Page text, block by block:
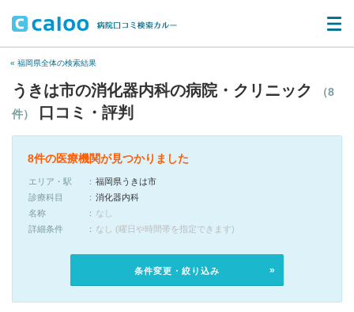
« 福岡県全体の検索結果
うきは市の消化器内科の病院・クリニック
（8
件）
口コミ・評判
8件の医療機関が見つかりました
エリア・駅
福岡県うきは市
診療科目
消化器内科
名称
なし
詳細条件
なし (曜日や時間帯を指定できます)
条件変更・絞り込み